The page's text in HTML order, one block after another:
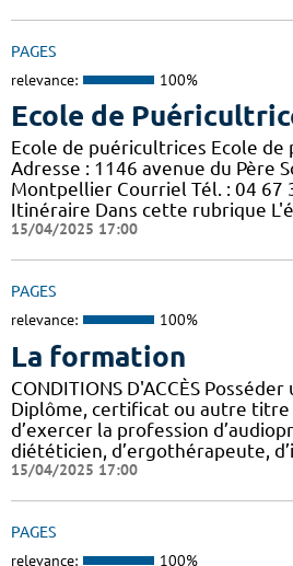
PAGES
relevance: 100%
Ecole de
Ecole de puéricultrices Ecole de
Adresse : 1146 avenue du Père
Montpellier Courriel Tél. : 04 67
Itinéraire Dans cette rubrique
15/04/2025 17:00
PAGES
relevance: 100%
La formation
CONDITIONS D'ACCÈS
Diplôme, certificat ou autre
d’exercer la profession
diététicien, d’ergothérapeute,
15/04/2025 17:00
PAGES
relevance: 100%